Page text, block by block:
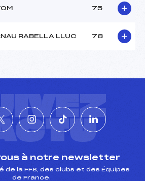
75
RABELLA LLUC 78
à notre newsletter
de la FFS, des clubs et des Équipes
de France.